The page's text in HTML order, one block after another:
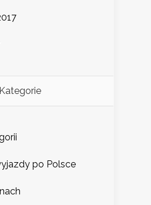
Kategorie
po Polsce